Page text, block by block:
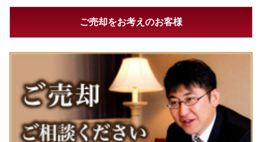
ご売却をお考えのお客様